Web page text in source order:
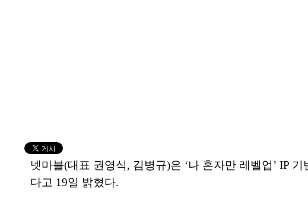
넷마블(대표 권영식, 김병규)은 ‘나 혼자만 레벨업’ IP
다고 19일 밝혔다.